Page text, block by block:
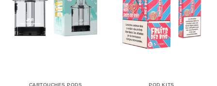
CARTOUCHES PODS POD KITS